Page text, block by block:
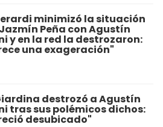
minimizó la situación
Peña con Agustín
y en la red la destrozaron:
una exageración"
destrozó a Agustín
tras sus polémicos dichos:
desubicado"